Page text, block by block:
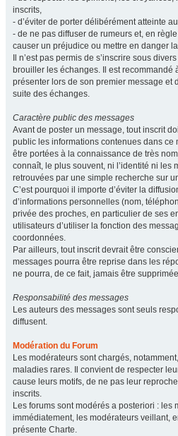
inscrits,
- d’éviter de porter délibérément atteinte
- de ne pas diffuser de rumeurs et, en
causer un préjudice ou mettre en danger
Il n’est pas permis de s’inscrire sous
brouiller les échanges. Il est recommandé
présenter lors de son premier message et
suite des échanges.
Caractère public des messages
Avant de poster un message, tout inscrit
public les informations contenues dans ce
être portées à la connaissance de très
connaît, le plus souvent, ni l’identité ni les
retrouvées par une simple recherche sur
C’est pourquoi il importe d’éviter la
d’informations personnelles (nom,
privée des proches, en particulier de ses
utilisateurs d’utiliser la fonction des
coordonnées.
Par ailleurs, tout inscrit devrait être
messages pourra être reprise dans les
ne pourra, de ce fait, jamais être
Responsabilité des messages
Les auteurs des messages sont seuls
diffusent.
Modération du Forum
Les modérateurs sont chargés,
maladies rares. Il convient de respecter
cause leurs motifs, de ne pas leur
inscrits.
Les forums sont modérés a posteriori : les
immédiatement, les modérateurs veillant,
présente Charte.